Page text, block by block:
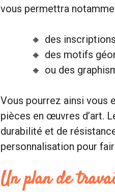
vous permettra
des
des motifs
ou des
Vous pourrez ainsi vous
pièces en œuvres d’art.
durabilité et de
personnalisation pour
Un plan de